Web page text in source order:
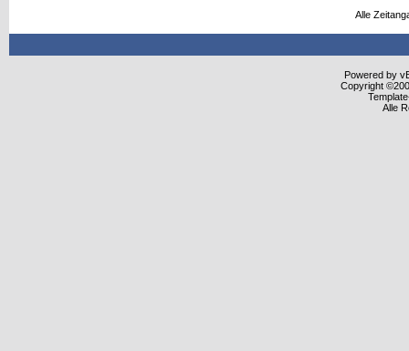
Alle
Powered by
Copyright
Alle